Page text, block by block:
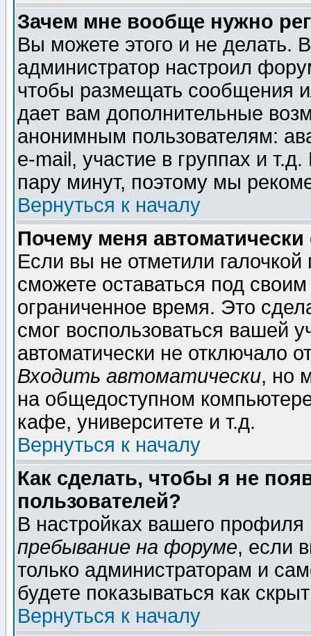
Зачем мне вообще нужно
Вы можете этого и не делать.
администратор настроил
чтобы размещать сообщения
дает вам дополнительные
анонимным пользователям:
e-mail, участие в группах и
пару минут, поэтому мы
Вернуться к началу
Почему меня автоматически
Если вы не отметили галочкой
сможете оставаться под
ограниченное время. Это
смог воспользоваться вашей
автоматически не отключало
Входить автоматически, но
на общедоступном
кафе, университете и т.д.
Вернуться к началу
Как сделать, чтобы я не
пользователей?
В настройках вашего
пребывание на форуме, если
только администраторам и
будете показываться как
Вернуться к началу